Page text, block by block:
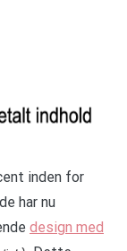
inden for
har nu
design med